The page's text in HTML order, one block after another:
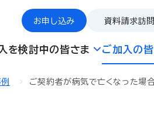
お申し込み 資料請求訪
を検討中の皆さま ご加入の
ご契約者が病気で亡くなった場